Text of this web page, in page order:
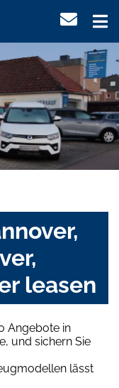
leasen
Angebote in
und sichern Sie
lässt